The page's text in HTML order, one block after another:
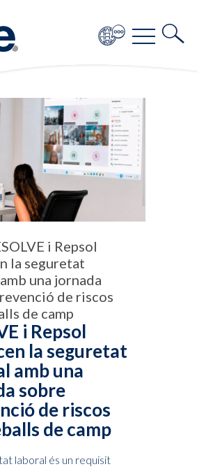
i Repsol
la seguretat
una jornada
de riscos
de camp
i Repsol
la seguretat
amb una
sobre
de riscos
de camp
laboral és un requisit